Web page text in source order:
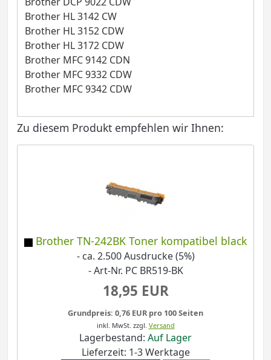
Brother HL 3142 CW
Brother HL 3152 CDW
Brother HL 3172 CDW
Brother MFC 9142 CDN
Brother MFC 9332 CDW
Brother MFC 9342 CDW
Zu diesem Produkt empfehlen wir Ihnen:
Brother TN-242BK Toner kompatibel black
- ca. 2.500 Ausdrucke (5%)
- Art-Nr. PC BR519-BK
18,95 EUR
Grundpreis: 0,76 EUR pro 100 Seiten
inkl. MwSt. zzgl. Versand
Lagerbestand: Auf Lager
Lieferzeit: 1-3 Werktage